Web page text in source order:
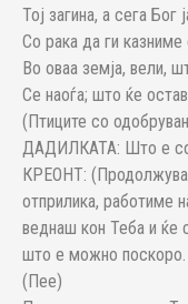
Тој загина, а сега Бог
Со рака да ги казниме
Во оваа земја, вели,
Се наоѓа; што ќе
(Птиците со
ДАДИЛКАТА: Што е со
КРЕОНТ:
отприлика, работиме
веднаш кон Теба и ќе
што е можно поскоро.
(Пее)